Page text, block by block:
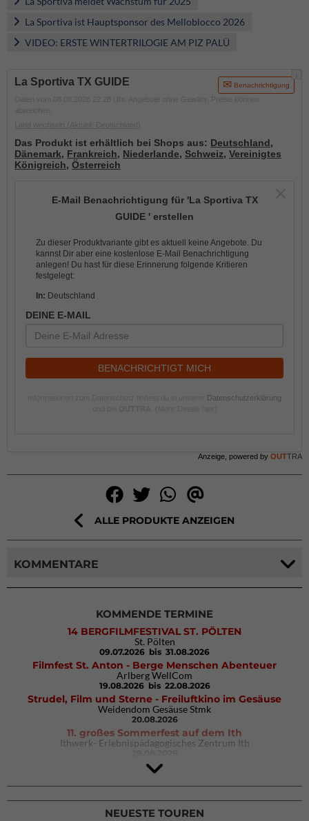
La Sportiva ist Hauptsponsor des Melloblocco 2026
VIDEO: ERSTE WINTERTRILOGIE AM PIZ PALÜ
La Sportiva TX GUIDE Benachrichtigung
Das Produkt ist erhältlich bei Shops aus: Deutschland,
Dänemark, Frankreich, Niederlande, Schweiz, Vereinigtes
Königreich, Österreich
E-Mail Benachrichtigung für 'La Sportiva TX
GUIDE ' erstellen
Zu dieser Produktvariante gibt es aktuell keine Angebote. Du
kannst Dir aber eine kostenlose E-Mail Benachrichtigung
anlegen! Du hast für diese Erinnerung folgende Kritieren
festgelegt:
In: Deutschland
DEINE E-MAIL
BENACHRICHTIGT MICH
Datenschutzerklärung
Anzeige, powered by OUTTRA
ALLE PRODUKTE ANZEIGEN
KOMMENTARE
KOMMENDE TERMINE
14 BERGFILMFESTIVAL ST. PÖLTEN
St. Pölten
09.07.2026 bis 31.08.2026
Filmfest St. Anton - Berge Menschen Abenteuer
Arlberg WellCom
19.08.2026 bis 22.08.2026
Strudel, Film und Sterne - Freiluftkino im Gesäuse
Weidendom Gesäuse Stmk
20.08.2026
11. großes Sommerfest auf dem Ith
Ithwerk- Erlebnispädagogisches Zentrum Ith
4Blocs KIDS 2026
DAV Kletter- & Boulderzentrum München Süd (Thalkirchen)
26.09.2026
NEUESTE TOUREN